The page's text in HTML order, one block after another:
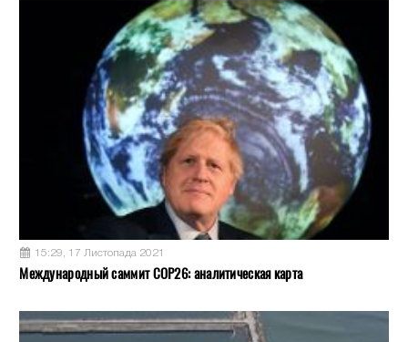
15:29, 17 Листопада 2021
Международный саммит COP26: аналитическая карта